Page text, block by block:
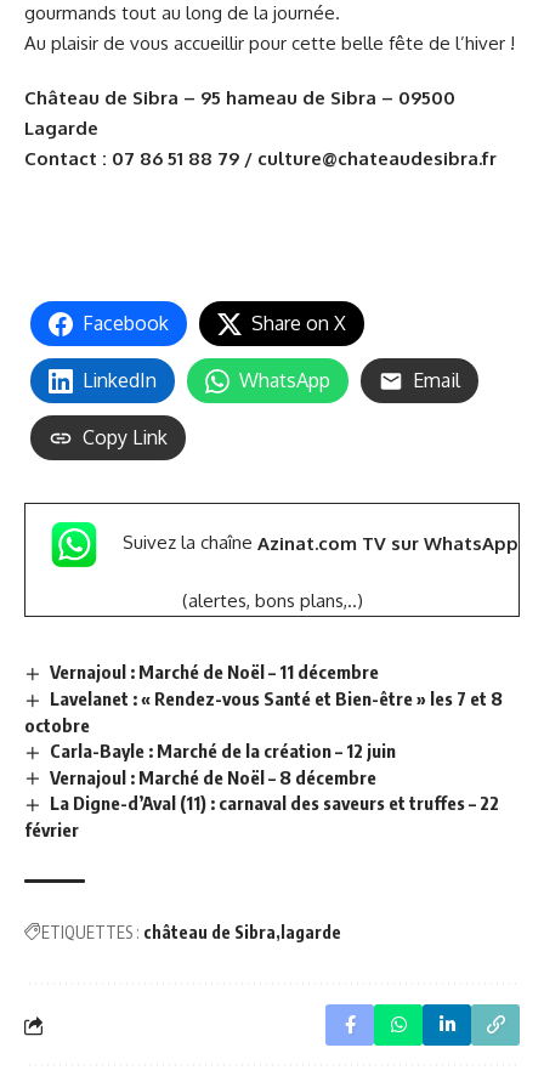
gourmands tout au long de la journée.
Au plaisir de vous accueillir pour cette belle fête de l’hiver !
Château de Sibra – 95 hameau de Sibra – 09500
Lagarde
Contact : 07 86 51 88 79 / culture@chateaudesibra.fr
Facebook Share on X
LinkedIn WhatsApp Email
Copy Link
Suivez la chaîne Azinat.com TV sur WhatsApp
(alertes, bons plans,..)
Vernajoul : Marché de Noël – 11 décembre
Lavelanet : « Rendez-vous Santé et Bien-être » les 7 et 8
octobre
Carla-Bayle : Marché de la création – 12 juin
Vernajoul : Marché de Noël – 8 décembre
La Digne-d’Aval (11) : carnaval des saveurs et truffes – 22
février
ETIQUETTES : château de Sibra lagarde